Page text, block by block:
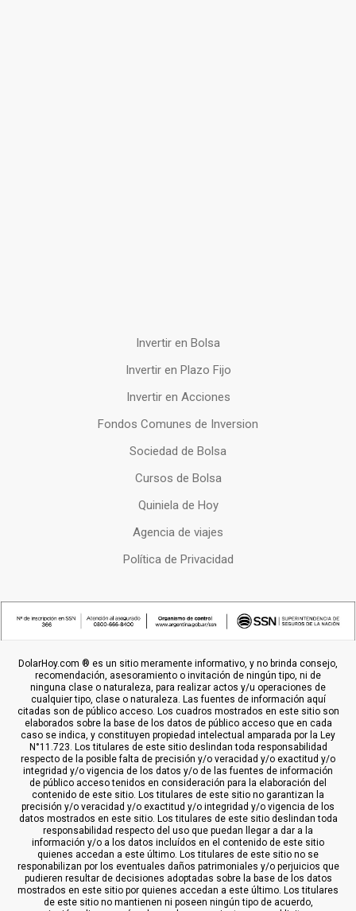
Invertir en Bolsa
Invertir en Plazo Fijo
Invertir en Acciones
Fondos Comunes de Inversion
Sociedad de Bolsa
Cursos de Bolsa
Quiniela de Hoy
Agencia de viajes
Política de Privacidad
DolarHoy.com ® es un sitio meramente informativo, y no brinda consejo,
recomendación, asesoramiento o invitación de ningún tipo, ni de
ninguna clase o naturaleza, para realizar actos y/u operaciones de
cualquier tipo, clase o naturaleza. Las fuentes de información aquí
citadas son de público acceso. Los cuadros mostrados en este sitio son
elaborados sobre la base de los datos de público acceso que en cada
caso se indica, y constituyen propiedad intelectual amparada por la Ley
N°11.723. Los titulares de este sitio deslindan toda responsabilidad
respecto de la posible falta de precisión y/o veracidad y/o exactitud y/o
integridad y/o vigencia de los datos y/o de las fuentes de información
de público acceso tenidos en consideración para la elaboración del
contenido de este sitio. Los titulares de este sitio no garantizan la
precisión y/o veracidad y/o exactitud y/o integridad y/o vigencia de los
datos mostrados en este sitio. Los titulares de este sitio deslindan toda
responsabilidad respecto del uso que puedan llegar a dar a la
información y/o a los datos incluídos en el contenido de este sitio
quienes accedan a este último. Los titulares de este sitio no se
responabilizan por los eventuales daños patrimoniales y/o perjuicios que
pudieren resultar de decisiones adoptadas sobre la base de los datos
mostrados en este sitio por quienes accedan a este último. Los titulares
de este sitio no mantienen ni poseen ningún tipo de acuerdo,